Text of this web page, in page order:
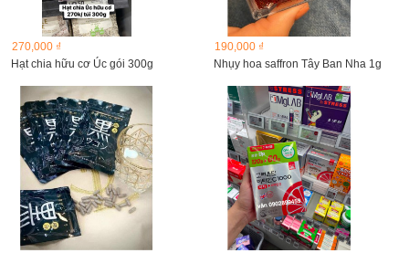
270,000 ₫
Hạt chia hữu cơ Úc gói 300g
190,000 ₫
Nhụy hoa saffron Tây Ban Nha 1g